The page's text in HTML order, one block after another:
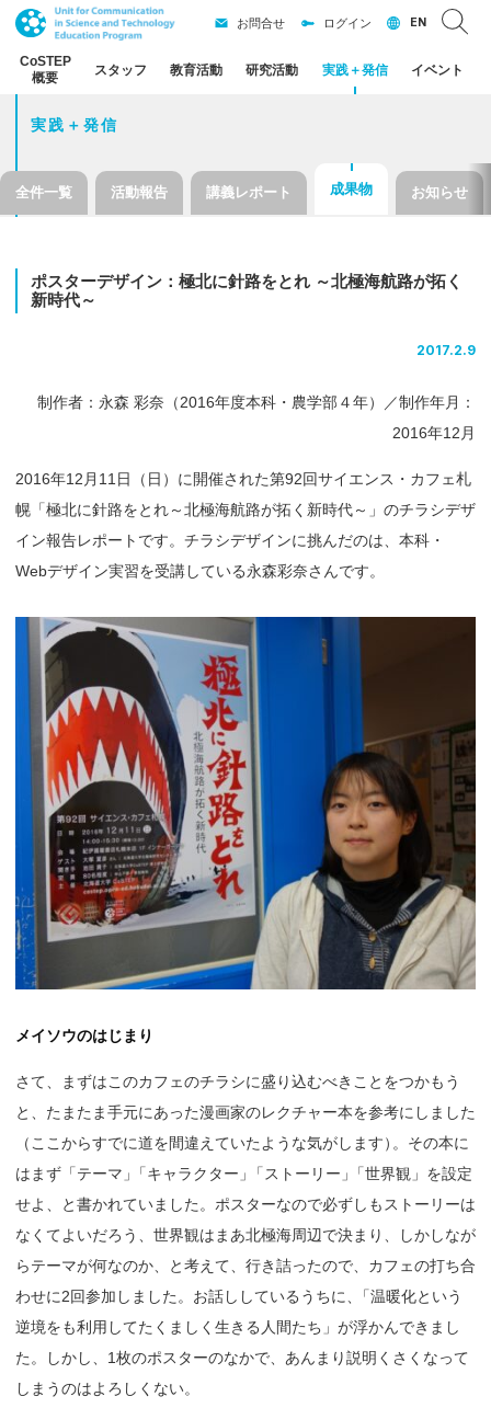
CoSTEP
概要
スタッフ 教育活動 研究活動 実践＋発信 イベント
お問合せ ログイン EN
実践＋発信
全件一覧 活動報告 講義レポート 成果物 お知らせ
ポスターデザイン： 極北に針路をとれ ～北極海航路が拓く
新時代～
2017.2.9
制作者：永森 彩奈（2016年度本科・農学部４年）／制作年月：
2016年12月
2016年12月11日（日）に開催された第92回サイエンス・カフェ札
幌「極北に針路をとれ～北極海航路が拓く新時代～」のチラシデザ
イン報告レポートです。チラシデザインに挑んだのは、本科・
Webデザイン実習を受講している永森彩奈さんです。
メイソウのはじまり
さて、まずはこのカフェのチラシに盛り込むべきことをつかもう
と、たまたま手元にあった漫画家のレクチャー本を参考にしました
（ここからすでに道を間違えていたような気がします） 。その本に
はまず「テーマ 」 「キャラクター 」 「ストーリー 」
「世界観」を設定
せよ、と書かれていました。ポスターなので必ずしもストーリーは
なくてよいだろう、世界観はまあ北極海周辺で決まり、しかしなが
らテーマが何なのか、と考えて、行き詰ったので、カフェの打ち合
わせに2回参加しました。お話ししているうちに、
「温暖化という
逆境をも利用してたくましく生きる人間たち」が浮かんできまし
た。しかし、1枚のポスターのなかで、あんまり説明くさくなって
しまうのはよろしくない。